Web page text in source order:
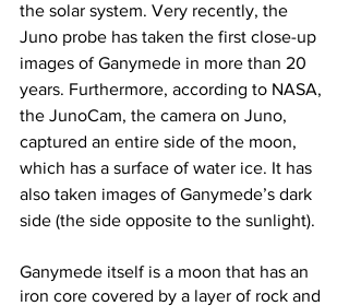
the solar system. Very recently, the
Juno probe has taken the first close-up
images of Ganymede in more than 20
years. Furthermore, according to NASA,
the JunoCam, the camera on Juno,
captured an entire side of the moon,
which has a surface of water ice. It has
also taken images of Ganymede’s dark
side (the side opposite to the sunlight).
Ganymede itself is a moon that has an
iron core covered by a layer of rock and